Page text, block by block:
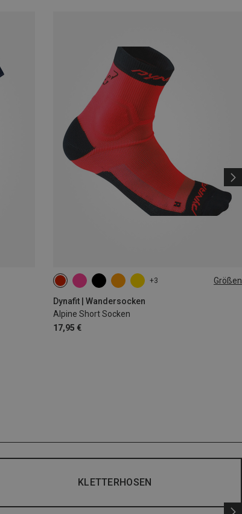
+3 Größen
Dynafit | Wandersocken
Alpine Short Socken
17,95 €
39|40|41|42 43|44|45|46
KLETTERHOSEN